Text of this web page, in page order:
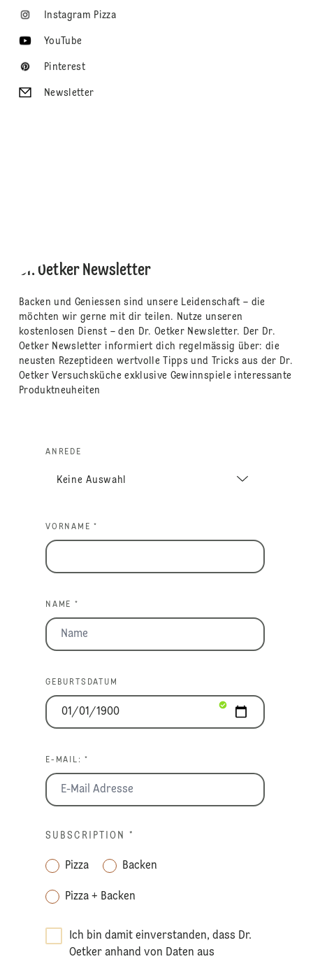
Instagram Pizza
YouTube
Pinterest
Newsletter
Dr. Oetker Newsletter
Backen und Geniessen sind unsere Leidenschaft – die
möchten wir gerne mit dir teilen. Nutze unseren
kostenlosen Dienst – den Dr. Oetker Newsletter. Der Dr.
Oetker Newsletter informiert dich regelmässig über: die
neusten Rezeptideen wertvolle Tipps und Tricks aus der Dr.
Oetker Versuchsküche exklusive Gewinnspiele interessante
Produktneuheiten
ANREDE
VORNAME *
NAME *
GEBURTSDATUM
E-MAIL: *
SUBSCRIPTION *
Pizza Backen
Pizza + Backen
Ich bin damit einverstanden, dass Dr.
Oetker anhand von Daten aus